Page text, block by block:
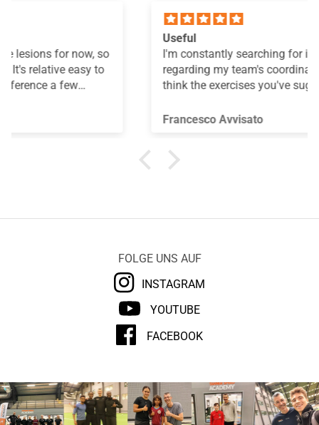
I'm constantly searching for information
regarding my team's coordination development. I
think the exercises you've suggested are truly
FOLGE UNS AUF
INSTAGRAM
YOUTUBE
FACEBOOK